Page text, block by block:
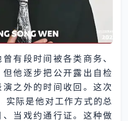
曾有段时间被各类商务、
他逐步把公开露出自检
之外的时间收回。这次
实际是他对工作方式的总
当戏约通行证。这种做